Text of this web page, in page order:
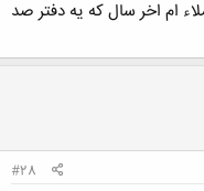
های املاء ام اخر سال که یه دفتر صد
#28